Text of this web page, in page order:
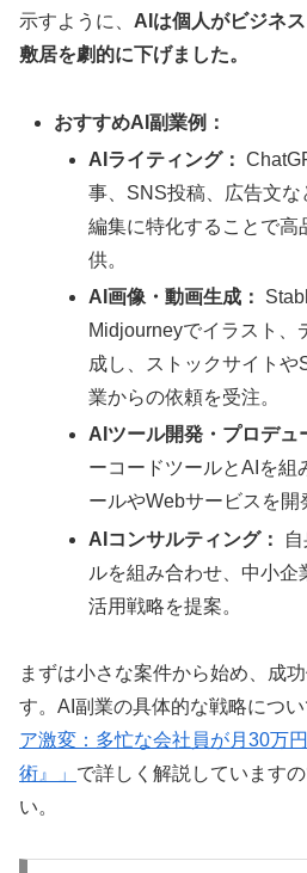
示すように、 AIは個人がビジネ
敷居を劇的に下げました。
おすすめAI副業例：
AIライティング：
事、SNS投稿、広告文な
編集に特化することで高
供。
AI画像・動画生成：
Midjourneyでイラスト、
成し、ストックサイト
業からの依頼を受注。
AIツール開発・プロデュ
ーコードツールとAIを組
ールやWebサービスを開
AIコンサルティング：
ルを組み合わせ、中小企
活用戦略を提案。
まずは小さな案件から始め、成
す。AI副業の具体的な戦略につい
ア激変：多忙な会社員が月30万
術』」 で詳しく解説しています
い。